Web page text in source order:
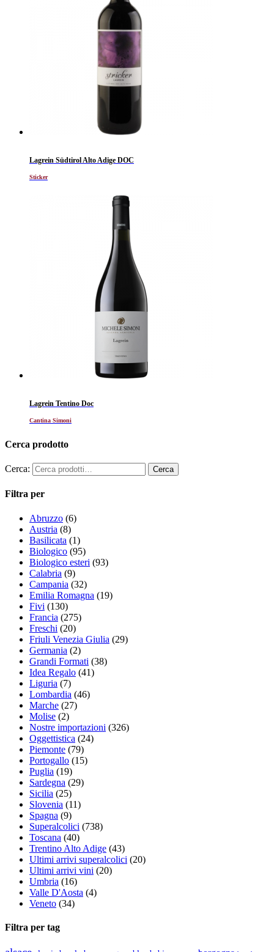
Lagrein Südtirol Alto Adige DOC
Sticker
Lagrein Tentino Doc
Cantina Simoni
Cerca prodotto
Cerca:
Filtra per
Abruzzo (6)
Austria (8)
Basilicata (1)
Biologico (95)
Biologico esteri (93)
Calabria (9)
Campania (32)
Emilia Romagna (19)
Fivi (130)
Francia (275)
Freschi (20)
Friuli Venezia Giulia (29)
Germania (2)
Grandi Formati (38)
Idea Regalo (41)
Liguria (7)
Lombardia (46)
Marche (27)
Molise (2)
Nostre importazioni (326)
Oggettistica (24)
Piemonte (79)
Portogallo (15)
Puglia (19)
Sardegna (29)
Sicilia (25)
Slovenia (11)
Spagna (9)
Superalcolici (738)
Toscana (40)
Trentino Alto Adige (43)
Ultimi arrivi superalcolici (20)
Ultimi arrivi vini (20)
Umbria (16)
Valle D'Aosta (4)
Veneto (34)
Filtra per tag